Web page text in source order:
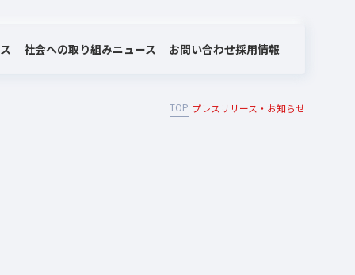
MOTEX/LANSCOPEのあゆみ
社会への取り組みニュース お問い合わせ採用情報
TOP プレスリリース・お知らせ